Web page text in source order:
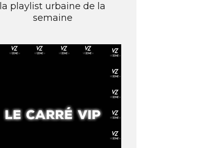
la playlist urbaine de la
semaine